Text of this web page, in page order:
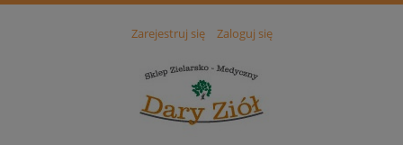
Zarejestruj się Zaloguj się